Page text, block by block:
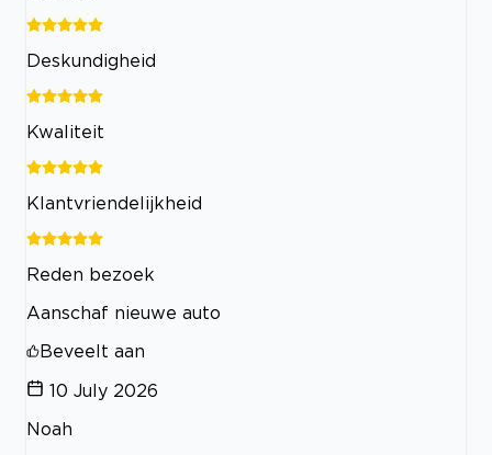
Deskundigheid
Kwaliteit
Klantvriendelijkheid
Reden bezoek
Aanschaf nieuwe auto
Beveelt aan
10 July 2026
Noah